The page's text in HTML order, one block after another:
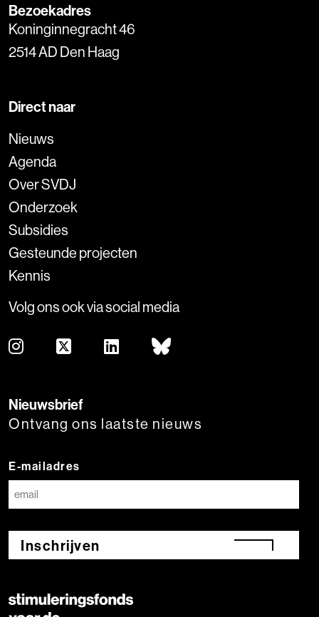
Bezoekadres
Koninginnegracht 46
2514 AD Den Haag
Direct naar
Nieuws
Agenda
Over SVDJ
Onderzoek
Subsidies
Gesteunde projecten
Kennis
Volg ons ook via social media
Nieuwsbrief
Ontvang ons laatste nieuws
E-mailadres
Inschrijven